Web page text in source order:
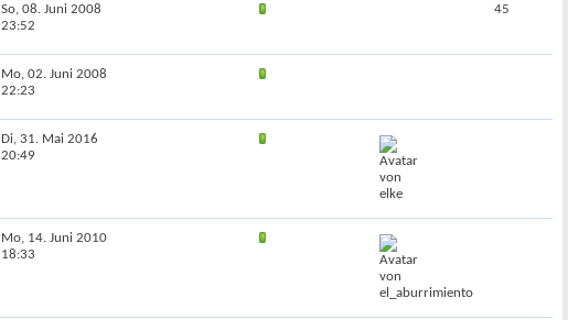
So, 08. Juni 2008
23:52
45
Mo, 02. Juni 2008
22:23
Di, 31. Mai 2016
20:49
Mo, 14. Juni 2010
18:33